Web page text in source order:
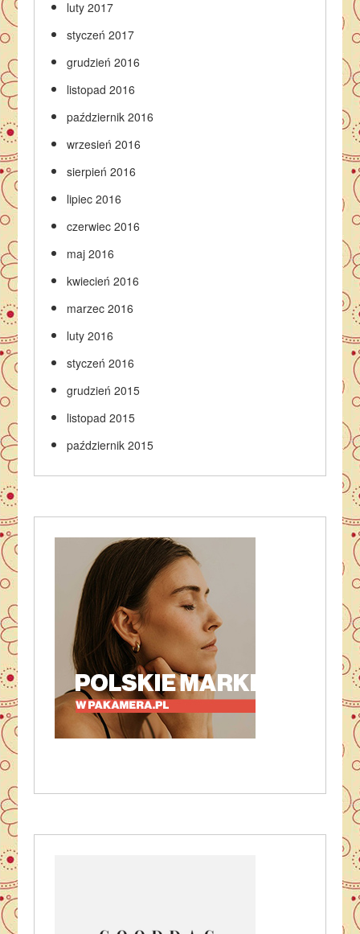
luty 2017
styczeń 2017
grudzień 2016
listopad 2016
październik 2016
wrzesień 2016
sierpień 2016
lipiec 2016
czerwiec 2016
maj 2016
kwiecień 2016
marzec 2016
luty 2016
styczeń 2016
grudzień 2015
listopad 2015
październik 2015